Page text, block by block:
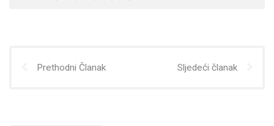
Prethodni Članak Sljedeći članak